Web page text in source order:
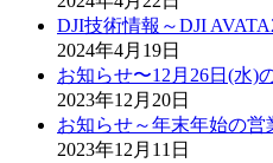
DJI技術情報～DJI
2024年4月19日
お知らせ〜12月26日(水)
2023年12月20日
お知らせ～年末年始の営
2023年12月11日